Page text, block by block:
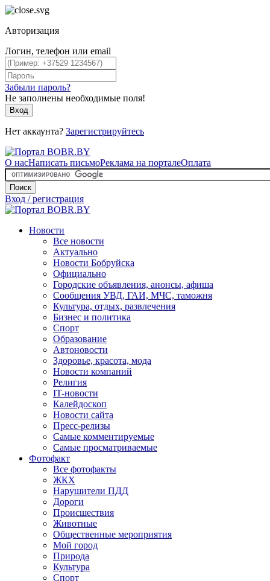
Авторизация
Логин, телефон или email
Забыли пароль?
Не заполнены необходимые поля!
Вход
Нет аккаунта? Зарегистрируйтесь
О насНаписать письмоРеклама на порталеОплата
Поиск
Вход / регистрация
Новости
Все новости
Актуально
Новости Бобруйска
Официально
Городские объявления, анонсы, афиша
Сообщения УВД, ГАИ, МЧС, таможня
Культура, отдых, развлечения
Бизнес и политика
Спорт
Образование
Автоновости
Здоровье, красота, мода
Новости компаний
Религия
IT-новости
Калейдоскоп
Новости сайта
Пресс-релизы
Самые комментируемые
Самые просматриваемые
Фотофакт
Все фотофакты
ЖКХ
Нарушители ПДД
Дороги
Происшествия
Животные
Общественные мероприятия
Мой город
Природа
Культура
Спорт